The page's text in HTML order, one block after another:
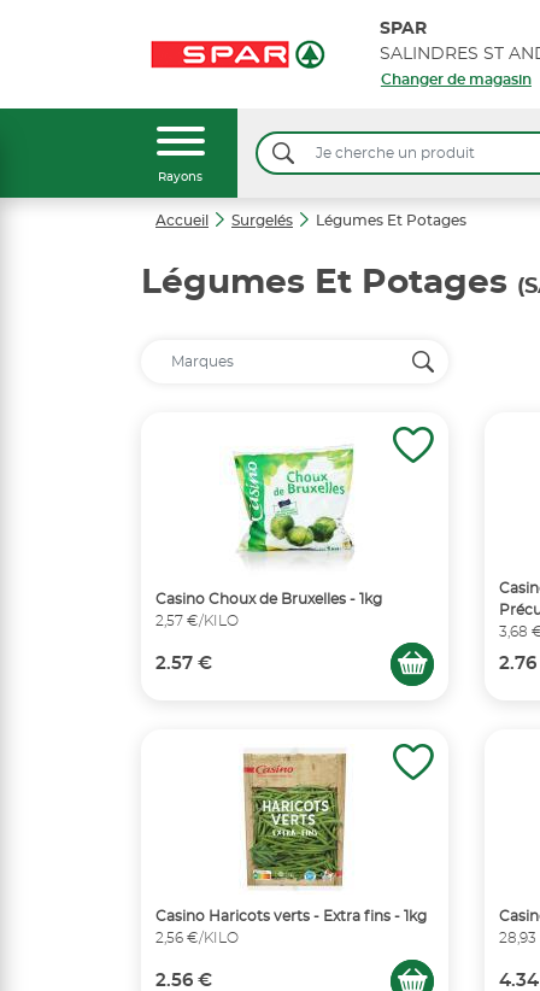
SPAR
SALINDRES ST
Changer de magasin
Rayons
Accueil Surgelés Légumes Et Potages
Légumes Et Potages
Casino Choux de Bruxelles - 1kg
2,57 €/KILO
2.57 €
3,68
Casino Haricots verts - Extra fins - 1kg
2,56 €/KILO
2.56 €